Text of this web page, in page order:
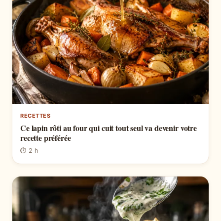
RECETTES
Ce lapin rôti au four qui cuit tout seul va devenir votre
recette préférée
⏱ 2 h